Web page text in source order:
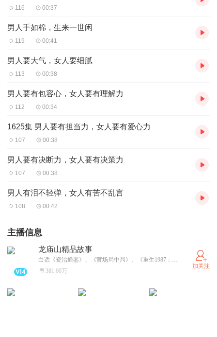
116 00:37
男人手如棉，生来一世闲
119 00:41
男人要大气，女人要细腻
113 00:38
男人要有包容心，女人要有理解力
112 00:34
1625集 男人要有担当力，女人要有爱心力
107 00:38
男人要有决断力，女人要有决策力
107 00:38
男人有泪不轻弹，女人有苦不乱言
108 00:42
主播信息
龙庙山精品故事
白话《资治通鉴》、《官场局中局》、《重生1987：开局迎取富豪姐姐》、《乡野小傻医》、火热上架啦，超级精彩的小说，快来听书，还有好礼相送！合作请私信！
381.00万
加关注